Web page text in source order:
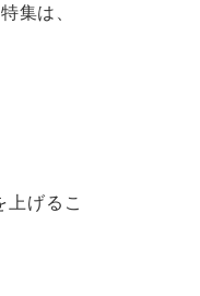
集は、
上げるこ